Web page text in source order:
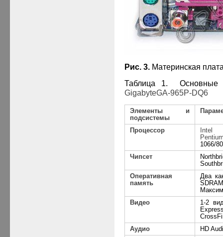
Рис. 3.Материнская
Таблица 1. Основные
GigabyteGA-965P-DQ6
Элементы и
подсистемы
Процессор
Intel
1066/
Чипсет
Оперативная
память
Два
Видео
1-2
Аудио
HD